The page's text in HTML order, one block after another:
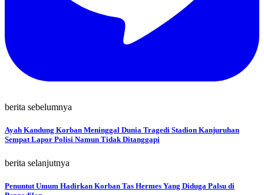
berita sebelumnya
Ayah Kandung Korban Meninggal Dunia Tragedi Stadion Kanjuruhan
Sempat Lapor Polisi Namun Tidak Ditanggapi
berita selanjutnya
Penuntut Umum Hadirkan Korban Tas Hermes Yang Diduga Palsu di